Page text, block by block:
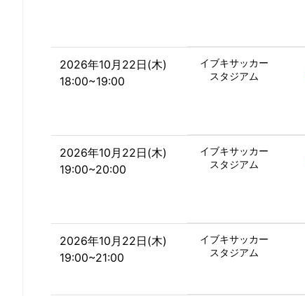
2026年10月22日(木)
18:00~19:00
イブキサッカー
スタジアム
2026年10月22日(木)
19:00~20:00
イブキサッカー
スタジアム
2026年10月22日(木)
19:00~21:00
イブキサッカー
スタジアム